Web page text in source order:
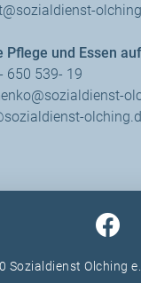
Pflege und Essen
650 539- 19
Sozialdienst Olching